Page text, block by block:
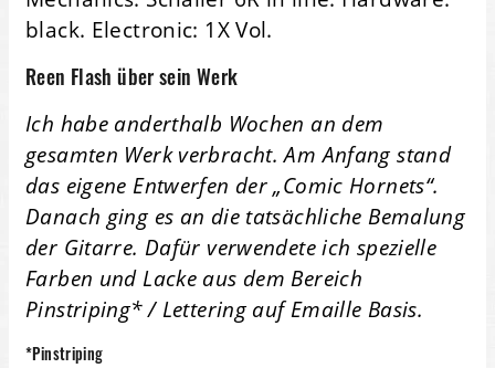
black. Electronic: 1X Vol.
Reen Flash über sein Werk
Ich habe anderthalb Wochen an dem
gesamten Werk verbracht. Am Anfang stand
das eigene Entwerfen der „Comic Hornets“.
Danach ging es an die tatsächliche Bemalung
der Gitarre. Dafür verwendete ich spezielle
Farben und Lacke aus dem Bereich
Pinstriping* / Lettering auf Emaille Basis.
*Pinstriping